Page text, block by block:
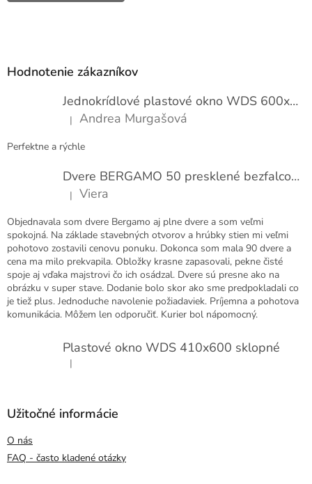
Hodnotenie zákazníkov
Jednokrídlové plastové okno WDS 600x1000
Hodnotenie produktu je 5 z 5 hviezdičiek.
| Andrea Murgašová
Perfektne a rýchle
Dvere BERGAMO 50 presklené bezfalcové EXTRA
Hodnotenie produktu je 5 z 5 hviezdičiek.
| Viera
Objednavala som dvere Bergamo aj plne dvere a som veľmi
spokojná. Na základe stavebných otvorov a hrúbky stien mi veľmi
pohotovo zostavili cenovu ponuku. Dokonca som mala 90 dvere a
cena ma milo prekvapila. Obložky krasne zapasovali, pekne čisté
spoje aj vďaka majstrovi čo ich osádzal. Dvere sú presne ako na
obrázku v super stave. Dodanie bolo skor ako sme predpokladali co
je tiež plus. Jednoduche navolenie požiadaviek. Príjemna a pohotova
komunikácia. Môžem len odporučiť. Kurier bol nápomocný.
Plastové okno WDS 410x600 sklopné
Hodnotenie produktu je 5 z 5 hviezdičiek.
|
Užitočné informácie
O nás
FAQ - často kladené otázky